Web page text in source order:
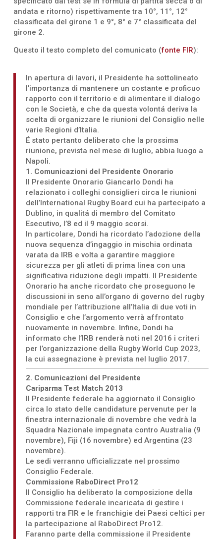
andata e ritorno) rispettivamente tra 10°, 11°, 12°
classificata del girone 1 e 9°, 8° e 7° classificata del
girone 2.
Questo il testo completo del comunicato (fonte FIR):
In apertura di lavori, il Presidente ha sottolineato
l’importanza di mantenere un costante e proficuo
rapporto con il territorio e di alimentare il dialogo
con le Società, e che da questa volontá deriva la
scelta di organizzare le riunioni del Consiglio nelle
varie Regioni d’Italia.
É stato pertanto deliberato che la prossima
riunione, prevista nel mese di luglio, abbia luogo a
Napoli.
1. Comunicazioni del Presidente Onorario
Il Presidente Onorario Giancarlo Dondi ha
relazionato i colleghi consiglieri circa le riunioni
dell’International Rugby Board cui ha partecipato a
Dublino, in qualitá di membro del Comitato
Esecutivo, l’8 ed il 9 maggio scorsi.
In particolare, Dondi ha ricordato l’adozione della
nuova sequenza d’ingaggio in mischia ordinata
varata da IRB e volta a garantire maggiore
sicurezza per gli atleti di prima linea con una
significativa riduzione degli impatti. Il Presidente
Onorario ha anche ricordato che proseguono le
discussioni in seno all’organo di governo del rugby
mondiale per l’attribuzione all’Italia di due voti in
Consiglio e che l’argomento verrà affrontato
nuovamente in novembre. Infine, Dondi ha
informato che l’IRB renderà noti nel 2016 i criteri
per l’organizzazione della Rugby World Cup 2023,
la cui assegnazione è prevista nel luglio 2017.
2. Comunicazioni del Presidente
Cariparma Test Match 2013
Il Presidente federale ha aggiornato il Consiglio
circa lo stato delle candidature pervenute per la
finestra internazionale di novembre che vedrà la
Squadra Nazionale impegnata contro Australia (9
novembre), Fiji (16 novembre) ed Argentina (23
novembre).
Le sedi verranno ufficializzate nel prossimo
Consiglio Federale.
Commissione RaboDirect Pro12
Il Consiglio ha deliberato la composizione della
Commissione federale incaricata di gestire i
rapporti tra FIR e le franchigie dei Paesi celtici per
la partecipazione al RaboDirect Pro12.
Faranno parte della commissione il Presidente